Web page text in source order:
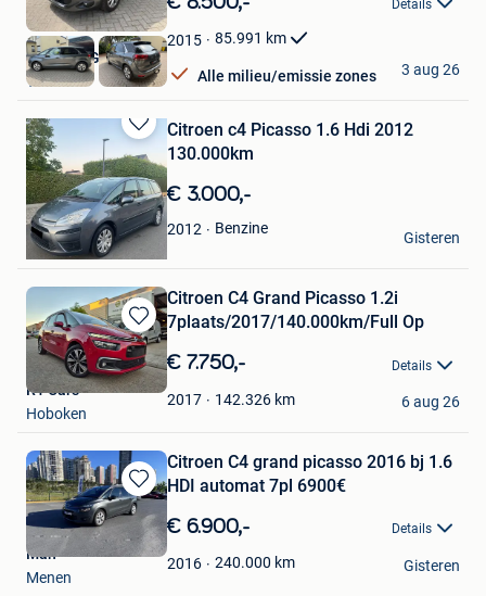
Mijn
Favorieten
Details
2015 85.991 km
Alle milieu/emissie zones
AVOOTO GCV
Turnhout
3 aug 26
Bewaren
in
Mijn
Favorieten
Citroen c4 Picasso 1.6 Hdi 2012
130.000km
€ 3.000,-
2012 Benzine
Clarent carl
Roeselare
Gisteren
Bewaren
in
Mijn
Favorieten
Citroen C4 Grand Picasso 1.2i
7plaats/2017/140.000km/Full Op
€ 7.750,- Details
2017 142.326 km
R1 Cars
Hoboken
6 aug 26
Bewaren
in
Mijn
Favorieten
Citroen C4 grand picasso 2016 bj 1.6
HDI automat 7pl 6900€
€ 6.900,- Details
2016 240.000 km
Man
Menen
Gisteren